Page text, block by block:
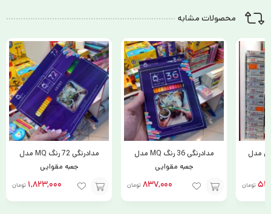
محصولات مشابه
مدادرنگی 72 رنگ MQ مدل
جعبه مقوایی
1,823,000 تومان
افزودن
مداد نوکی تست زنی Baile
179,000تومان
افزودن
افزودن